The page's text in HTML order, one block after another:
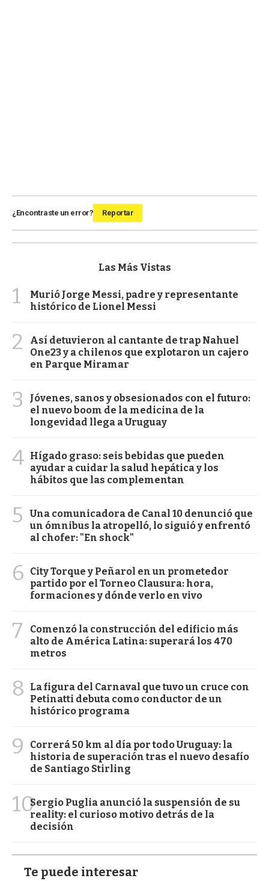
¿Encontraste un error? Reportar
Las Más Vistas
1
Murió Jorge Messi, padre y representante
histórico de Lionel Messi
2
Así detuvieron al cantante de trap Nahuel
One23 y a chilenos que explotaron un cajero
en Parque Miramar
3
Jóvenes, sanos y obsesionados con el futuro:
el nuevo boom de la medicina de la
longevidad llega a Uruguay
4 Hígado graso: seis bebidas que pueden
ayudar a cuidar la salud hepática y los
hábitos que las complementan
5
Una comunicadora de Canal 10 denunció que
un ómnibus la atropelló, lo siguió y enfrentó
al chofer: "En shock"
6
City Torque y Peñarol en un prometedor
partido por el Torneo Clausura: hora,
formaciones y dónde verlo en vivo
7
Comenzó la construcción del edificio más
alto de América Latina: superará los 470
metros
8
La figura del Carnaval que tuvo un cruce con
Petinatti debuta como conductor de un
histórico programa
9
Correrá 50 km al día por todo Uruguay: la
historia de superación tras el nuevo desafío
de Santiago Stirling
10Sergio Puglia anunció la suspensión de su
reality: el curioso motivo detrás de la
decisión
Te puede interesar